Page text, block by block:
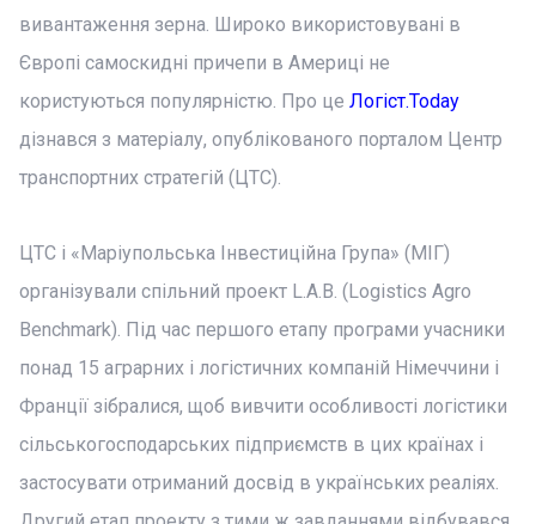
вивантаження зерна. Широко використовувані в
Європі самоскидні причепи в Америці не
користуються популярністю. Про це Логіст.Today
дізнався з матеріалу, опублікованого порталом Центр
транспортних стратегій (ЦТС).
ЦТС і «Маріупольська Інвестиційна Група» (МІГ)
організували спільний проект L.A.B. (Logistics Agro
Benchmark). Під час першого етапу програми учасники
понад 15 аграрних і логістичних компаній Німеччини і
Франції зібралися, щоб вивчити особливості логістики
сільськогосподарських підприємств в цих країнах і
застосувати отриманий досвід в українських реаліях.